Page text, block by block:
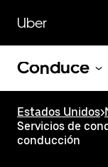
contenido
principal
Uber
Conduce
Estados Unidos>
Servicios de
conducción